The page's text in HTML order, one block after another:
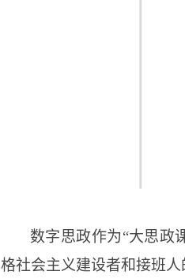
数字思政作为“大思政
格社会主义建设者和接班人